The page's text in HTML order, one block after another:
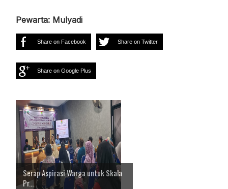
Pewarta: Mulyadi
Share on Facebook Share on Twitter
Share on Google Plus
Serap Aspirasi Warga untuk Skala
Pr...